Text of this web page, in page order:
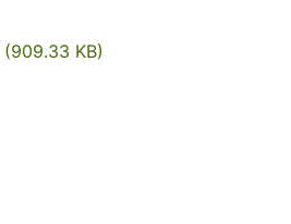
(909.33 KB)